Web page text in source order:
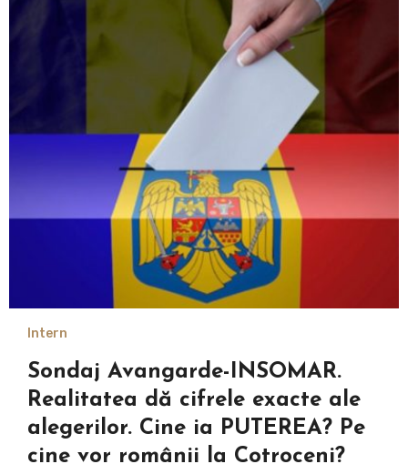
Intern
Sondaj Avangarde-INSOMAR.
Realitatea dă cifrele exacte ale
alegerilor. Cine ia PUTEREA? Pe
cine vor românii la Cotroceni?